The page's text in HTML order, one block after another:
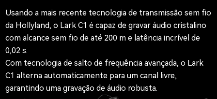
Usando a mais recente tecnologia de transmissão sem fio
da Hollyland, o Lark C1 é capaz de gravar áudio cristalino
com alcance sem fio de até 200 m e latência incrível de
0,02 s.
Com tecnologia de salto de frequência avançada, o Lark
C1 alterna automaticamente para um canal livre,
garantindo uma gravação de áudio robusta.